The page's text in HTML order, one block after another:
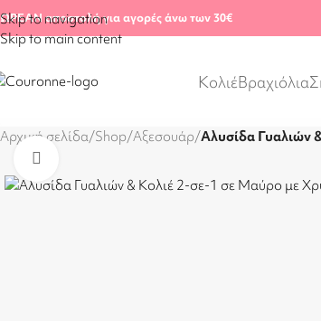
Skip to navigation
Skip to main content
αποστολή για αγορές άνω των 30€
ΚολιέΒραχιόλια
Αρχική σελίδα/Shop/Αξεσουάρ/Αλυσίδα Γυαλιών